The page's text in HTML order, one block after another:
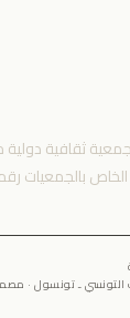
جمعية ثقافية
بالجمعيات رقم
التونسي ـ تونسول ·